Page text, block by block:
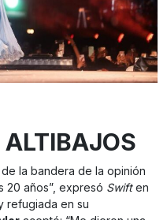
la bandera de la opinión
20 años”, expresó Swiften
refugiada en su